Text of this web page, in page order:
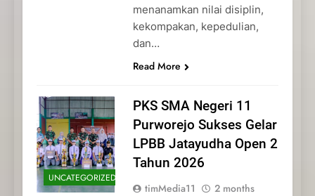
menanamkan nilai disiplin,
kekompakan, kepedulian,
dan…
Read More
UNCATEGORIZED
PKS SMA Negeri 11
Purworejo Sukses Gelar
LPBB Jatayudha Open 2
Tahun 2026
timMedia11
2 months